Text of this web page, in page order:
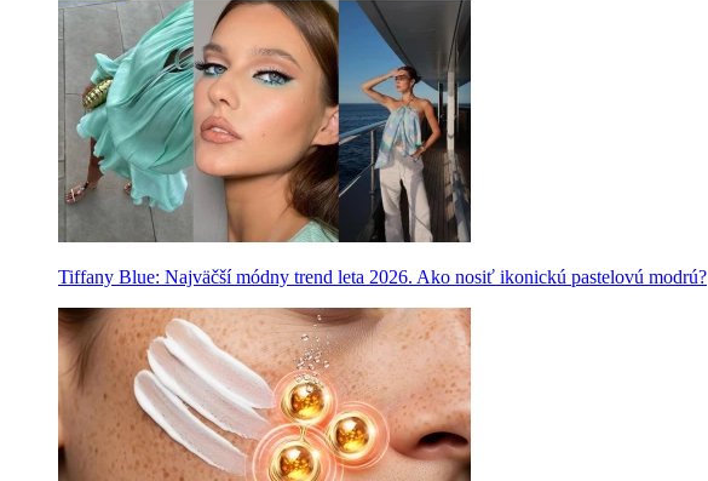
Tiffany Blue: Najväčší módny trend leta 2026. Ako nosiť ikonickú pastelovú modrú?